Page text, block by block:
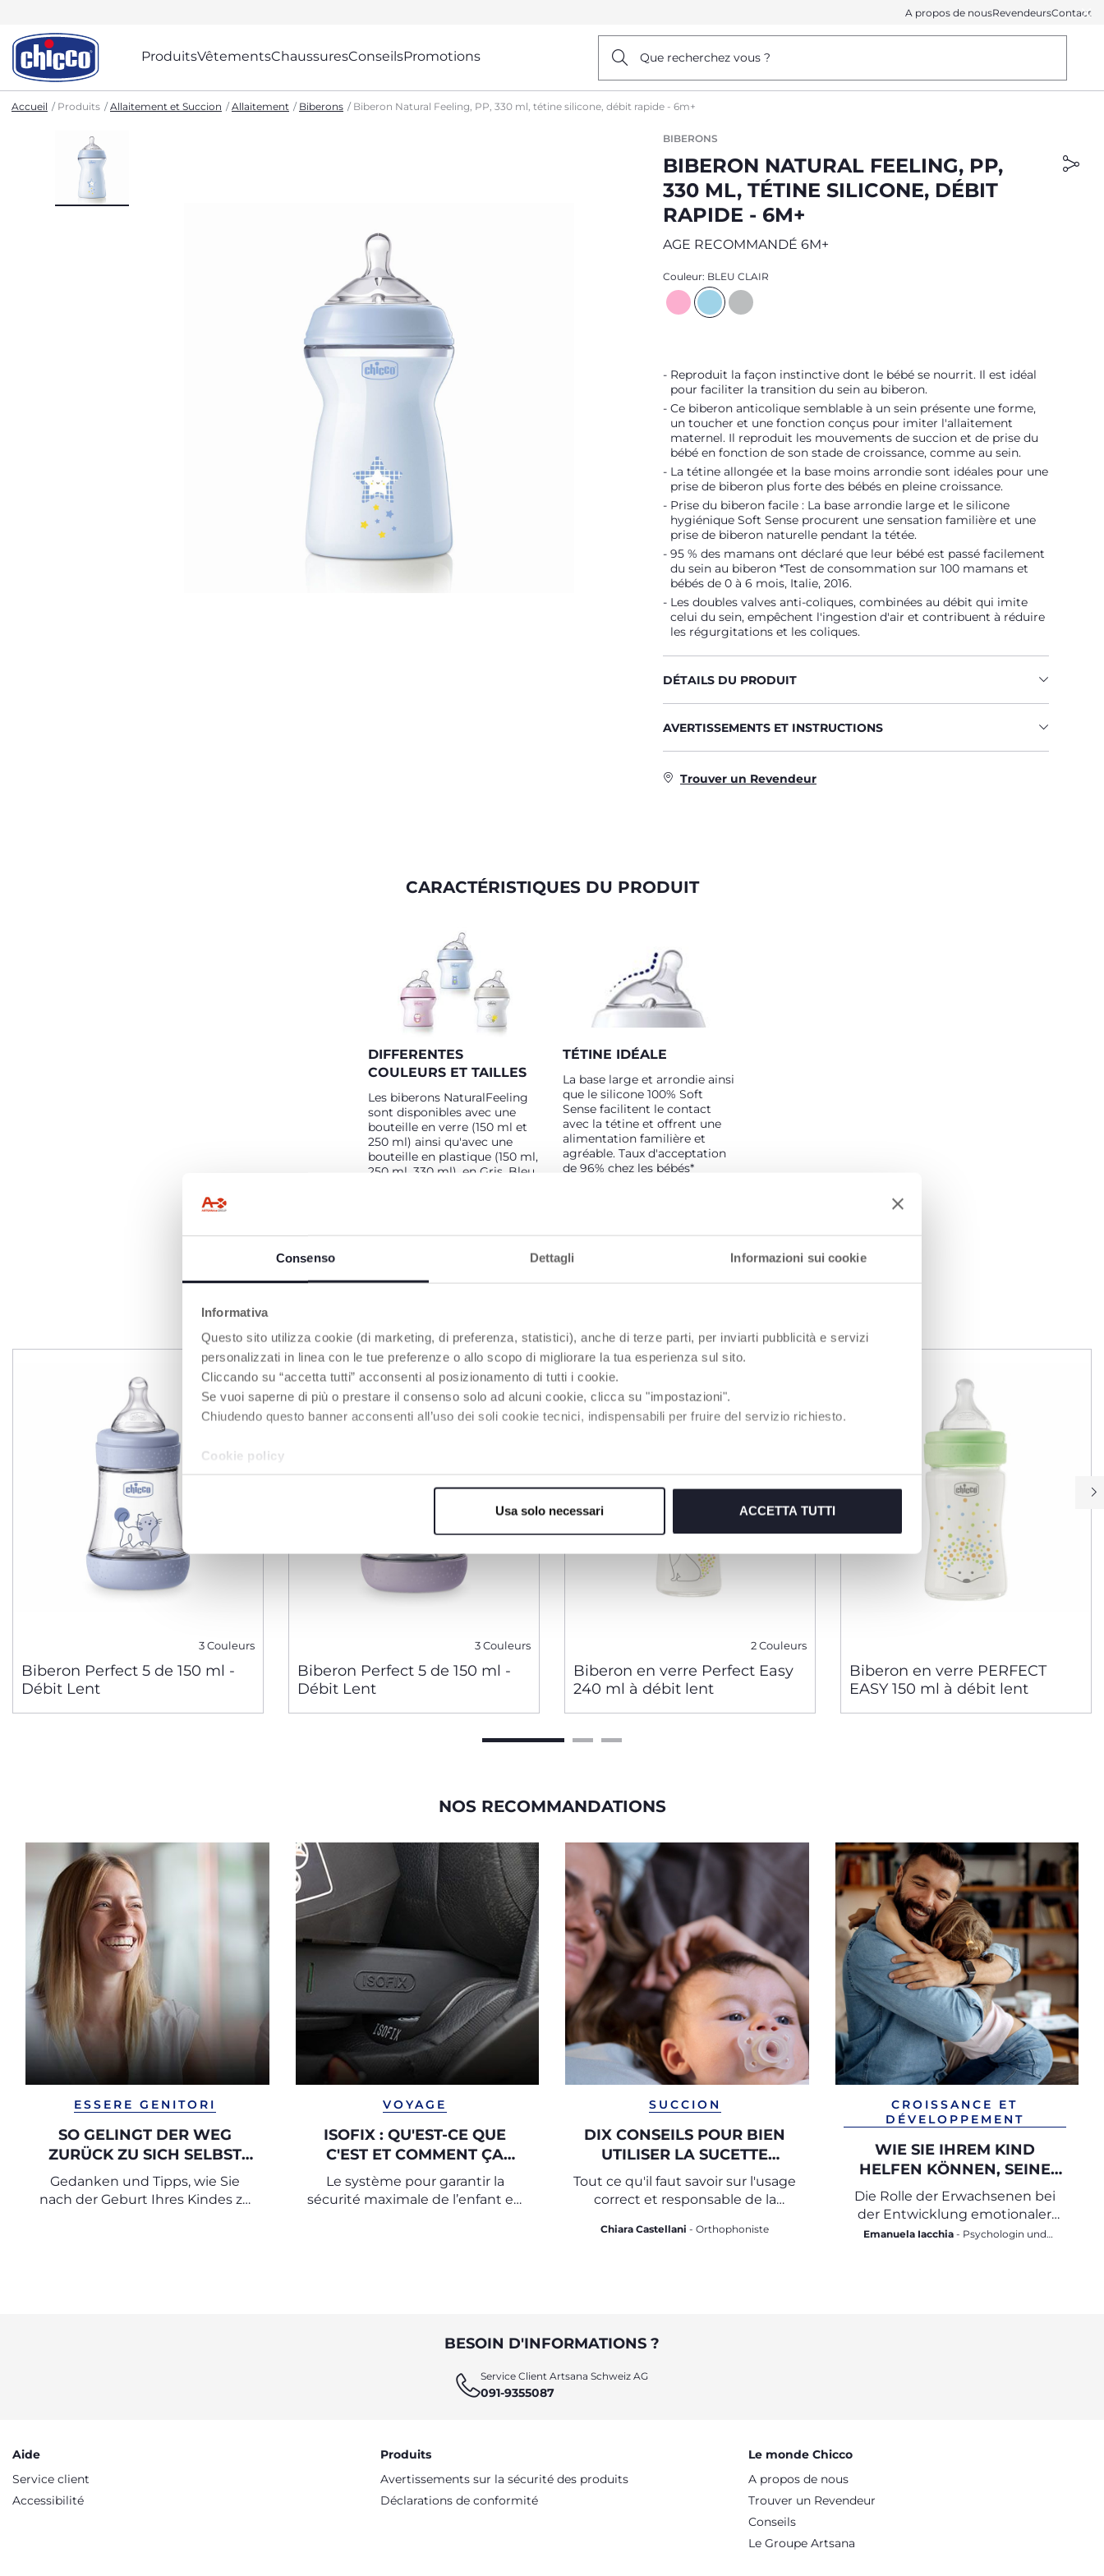
Consenso Dettagli Informazioni sui cookie
Informativa
Questo sito utilizza cookie (di marketing, di preferenza, statistici), anche di terze parti, per inviarti pubblicità e servizi
personalizzati in linea con le tue preferenze o allo scopo di migliorare la tua esperienza sul sito.
Cliccando su “accetta tutti” acconsenti al posizionamento di tutti i cookie.
Se vuoi saperne di più o prestare il consenso solo ad alcuni cookie, clicca su "impostazioni".
Chiudendo questo banner acconsenti all’uso dei soli cookie tecnici, indispensabili per fruire del servizio richiesto.
Cookie policy
Usa solo necessari ACCETTA TUTTI
A propos de nousRevendeursContact
ProduitsVêtementsChaussuresConseilsPromotions Que recherchez vous ?
Accueil Produits Allaitement et Succion Allaitement Biberons Biberon Natural Feeling, PP, 330 ml, tétine silicone, débit rapide - 6m+
BIBERONS
BIBERON NATURAL FEELING, PP,
330 ML, TÉTINE SILICONE, DÉBIT
RAPIDE - 6M+
AGE RECOMMANDÉ 6M+
Couleur: BLEU CLAIR
Reproduit la façon instinctive dont le bébé se nourrit. Il est idéal
pour faciliter la transition du sein au biberon.
Ce biberon anticolique semblable à un sein présente une forme,
un toucher et une fonction conçus pour imiter l'allaitement
maternel. Il reproduit les mouvements de succion et de prise du
bébé en fonction de son stade de croissance, comme au sein.
La tétine allongée et la base moins arrondie sont idéales pour une
prise de biberon plus forte des bébés en pleine croissance.
Prise du biberon facile : La base arrondie large et le silicone
hygiénique Soft Sense procurent une sensation familière et une
prise de biberon naturelle pendant la tétée.
95 % des mamans ont déclaré que leur bébé est passé facilement
du sein au biberon *Test de consommation sur 100 mamans et
bébés de 0 à 6 mois, Italie, 2016.
Les doubles valves anti-coliques, combinées au débit qui imite
celui du sein, empêchent l'ingestion d'air et contribuent à réduire
les régurgitations et les coliques.
DÉTAILS DU PRODUIT
AVERTISSEMENTS ET INSTRUCTIONS
Trouver un Revendeur
CARACTÉRISTIQUES DU PRODUIT
DIFFERENTES
COULEURS ET TAILLES
Les biberons NaturalFeeling
sont disponibles avec une
bouteille en verre (150 ml et
250 ml) ainsi qu'avec une
bouteille en plastique (150 ml,
250 ml, 330 ml), en Gris, Bleu
TÉTINE IDÉALE
La base large et arrondie ainsi
que le silicone 100% Soft
Sense facilitent le contact
avec la tétine et offrent une
alimentation familière et
agréable. Taux d'acceptation
de 96% chez les bébés*
3 Couleurs
Biberon Perfect 5 de 150 ml -
Débit Lent
3 Couleurs
Biberon Perfect 5 de 150 ml -
Débit Lent
2 Couleurs
Biberon en verre Perfect Easy
240 ml à débit lent
Biberon en verre PERFECT
EASY 150 ml à débit lent
NOS RECOMMANDATIONS
ESSERE GENITORI
SO GELINGT DER WEG
ZURÜCK ZU SICH SELBST
NACH DER MUTTERSCHAFT
Gedanken und Tipps, wie Sie
nach der Geburt Ihres Kindes zu
VOYAGE
ISOFIX : QU'EST-CE QUE
C'EST ET COMMENT ÇA
MARCHE ?
Le système pour garantir la
sécurité maximale de l’enfant en
SUCCION
DIX CONSEILS POUR BIEN
UTILISER LA SUCETTE
(TÉTINE)
Tout ce qu'il faut savoir sur l'usage
correct et responsable de la
Chiara Castellani - Orthophoniste
CROISSANCE ET
DÉVELOPPEMENT
WIE SIE IHREM KIND
HELFEN KÖNNEN, SEINE
GEFÜHLE ZU ERKENNEN
UND AUSZUDRÜCKEN
Die Rolle der Erwachsenen bei
der Entwicklung emotionaler
Intelligenz
Emanuela Iacchia- Psychologin und
BESOIN D'INFORMATIONS ?
Service Client Artsana Schweiz AG
091-9355087
Aide
Service client
Accessibilité
Produits
Avertissements sur la sécurité des produits
Déclarations de conformité
Le monde Chicco
A propos de nous
Trouver un Revendeur
Conseils
Le Groupe Artsana